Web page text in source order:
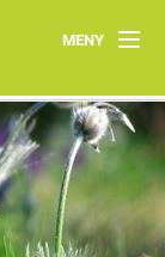
MENY
Hem
Om oss
Verksamheter